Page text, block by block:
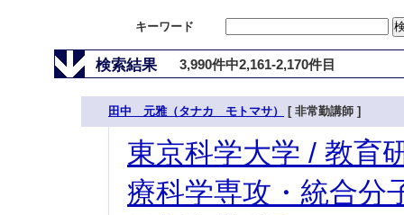
キーワード
検索結果 3,990件中2,161-2,170件目
田中 元雅（タナカ モトマサ） [ 非常勤講師 ]
東京科学大学 / 教育
療科学専攻・統合分